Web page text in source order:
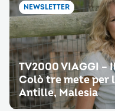
NEWSLETTER
TV2000 VIAGGI –
Colò tre mete per
Antille, Malesia